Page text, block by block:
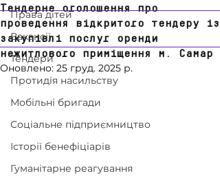
Права дітей
Вакансії
Тендери
Протидія насильству
Мобільні бригади
Соціальне підприємництво
Історії бенефіціарів
Гуманітарне реагування
Тендерне оголошення про
проведення відкритого тендеру із
закупівлі послуг оренди
нежитлового приміщення м. Самар
Оновлено: 25 груд. 2025 р.